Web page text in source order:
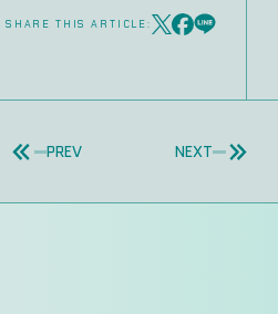
_ SHARE THIS ARTICLE:
PREV NEXT